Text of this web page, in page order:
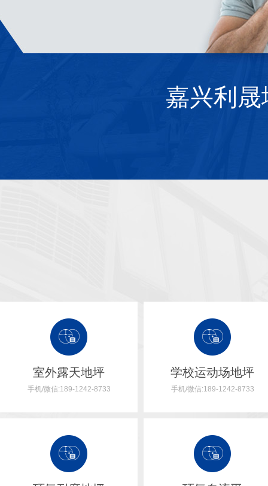
嘉兴利
室外露天地坪
手机/微信:189-1242-8733
学校运动场地坪
手机/微信:189-1242-8733